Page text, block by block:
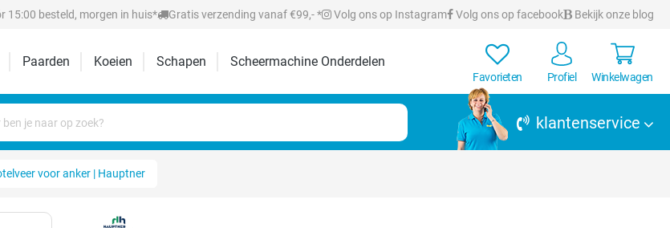
15:00 besteld, morgen in huis* Gratis verzending vanaf €99,- * Volg ons op Instagram Volg ons op facebook Bekijk onze blog
Paarden Koeien Schapen Scheermachine Onderdelen
Favorieten Profiel Winkelwagen
klantenservice
voor anker | Hauptner